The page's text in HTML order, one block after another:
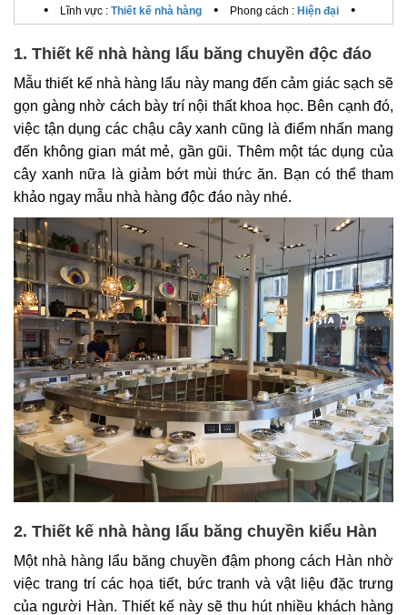
• Lĩnh vực : Thiết kế nhà hàng • Phong cách : Hiện đại •
1. Thiết kế nhà hàng lẩu băng chuyền độc đáo
Mẫu thiết kế nhà hàng lẩu này mang đến cảm giác sạch sẽ
gọn gàng nhờ cách bày trí nội thất khoa học. Bên cạnh đó,
việc tận dụng các chậu cây xanh cũng là điểm nhấn mang
đến không gian mát mẻ, gần gũi. Thêm một tác dụng của
cây xanh nữa là giảm bớt mùi thức ăn. Bạn có thể tham
khảo ngay mẫu nhà hàng độc đáo này nhé.
2. Thiết kế nhà hàng lẩu băng chuyền kiểu Hàn
Một nhà hàng lẩu băng chuyền đậm phong cách Hàn nhờ
việc trang trí các họa tiết, bức tranh và vật liệu đặc trưng
của người Hàn. Thiết kế này sẽ thu hút nhiều khách hàng